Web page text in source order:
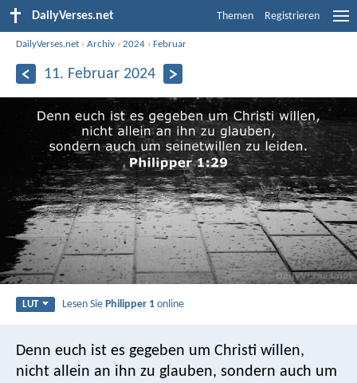
DailyVerses.net Themen Registrieren
DailyVerses.net ›Archiv ›2024 ›Februar
11. Februar 2024
LUT Lesen SiePhilipper 1 online
Denn euch ist es gegeben um Christi willen,
nicht allein an ihn zu glauben, sondern auch um